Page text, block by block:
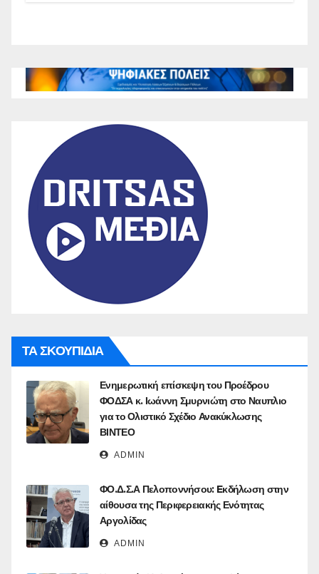
ΤΑ ΣΚΟΥΠΙΔΙΑ
Ενημερωτική επίσκεψη του Προέδρου
ΦΟΔΣΑ κ. Ιωάννη Σμυρνιώτη στο Ναυπλιο
για το Ολιστικό Σχέδιο Ανακύκλωσης
ΒΙΝΤΕΟ
ADMIN
ΦΟ.Δ.Σ.Α Πελοποννήσου: Eκδήλωση στην
αίθουσα της Περιφερειακής Ενότητας
Αργολίδας
ADMIN